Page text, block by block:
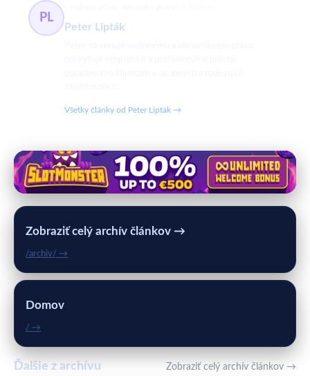
PL
Peter Lipták
Všetky články od Peter Lipták →
Zobraziť celý archív článkov →
/archiv/ →
Domov
/ →
Ďalšie z archívu Zobraziť celý archív článkov →